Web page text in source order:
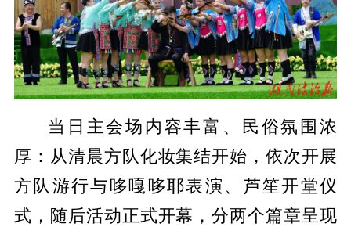
当日主会场内容丰富、民俗氛围浓
厚：从清晨方队化妆集结开始，依次开展
方队游行与哆嘎哆耶表演、芦笙开堂仪
式，随后活动正式开幕，分两个篇章呈现